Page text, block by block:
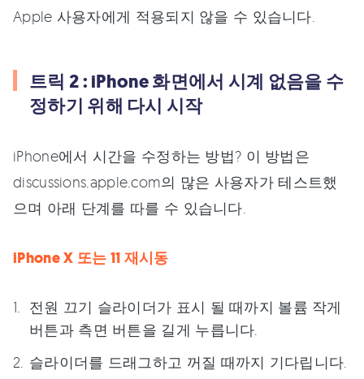
Apple 사용자에게 적용되지 않을 수 있습니다.
트릭 2 : iPhone 화면에서 시계 없음을 수
정하기 위해 다시 시작
iPhone에서 시간을 수정하는 방법? 이 방법은
discussions.apple.com의 많은 사용자가 테스트했
으며 아래 단계를 따를 수 있습니다.
iPhone X 또는 11 재시동
전원 끄기 슬라이더가 표시 될 때까지 볼륨 작게
버튼과 측면 버튼을 길게 누릅니다.
슬라이더를 드래그하고 꺼질 때까지 기다립니다.